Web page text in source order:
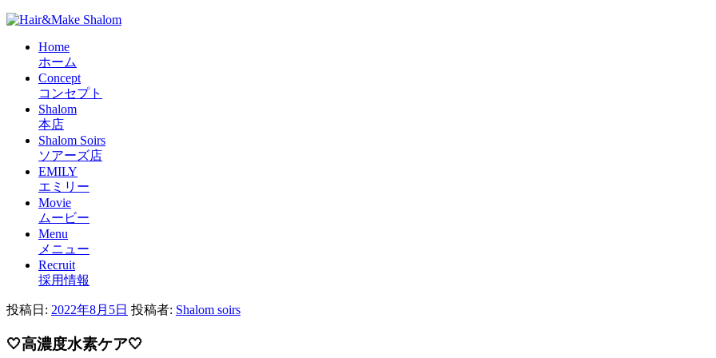
Home
ホーム
Concept
コンセプト
Shalom
本店
Shalom Soirs
ソアーズ店
EMILY
エミリー
Movie
ムービー
Menu
メニュー
Recruit
採用情報
投稿日: 2022年8月5日 投稿者: Shalom soirs
🤍高濃度水素ケア🤍